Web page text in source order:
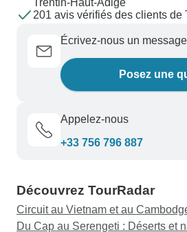
Trentin-Haut-Adige
201 avis vérifiés des clients de
Écrivez-nous un message
Posez une
Appelez-nous
+33 756 796 887
Découvrez TourRadar
Circuit au Vietnam et au
Du Cap au Serengeti : Déserts et